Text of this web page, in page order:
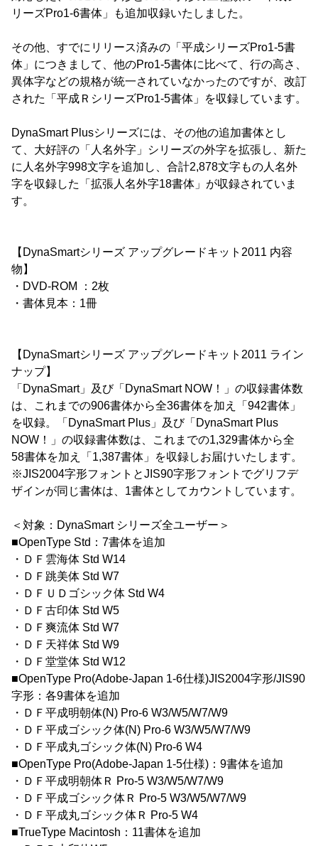
リーズPro1-6書体」も追加収録いたしました。
その他、すでにリリース済みの「平成シリーズPro1-5書
体」につきまして、他のPro1-5書体に比べて、行の高さ、
異体字などの規格が統一されていなかったのですが、改訂
された「平成ＲシリーズPro1-5書体」を収録しています。
DynaSmart Plusシリーズには、その他の追加書体とし
て、大好評の「人名外字」シリーズの外字を拡張し、新た
に人名外字998文字を追加し、合計2,878文字もの人名外
字を収録した「拡張人名外字18書体」が収録されていま
す。
【DynaSmartシリーズ アップグレードキット2011 内容
物】
・DVD-ROM ：2枚
・書体見本：1冊
【DynaSmartシリーズ アップグレードキット2011 ライン
ナップ】
「DynaSmart」及び「DynaSmart NOW！」の収録書体数
は、これまでの906書体から全36書体を加え「942書体」
を収録。「DynaSmart Plus」及び「DynaSmart Plus
NOW！」の収録書体数は、これまでの1,329書体から全
58書体を加え「1,387書体」を収録しお届けいたします。
※JIS2004字形フォントとJIS90字形フォントでグリフデ
ザインが同じ書体は、1書体としてカウントしています。
＜対象：DynaSmart シリーズ全ユーザー＞
■OpenType Std：7書体を追加
・ＤＦ雲海体 Std W14
・ＤＦ跳美体 Std W7
・ＤＦＵＤゴシック体 Std W4
・ＤＦ古印体 Std W5
・ＤＦ爽流体 Std W7
・ＤＦ天祥体 Std W9
・ＤＦ堂堂体 Std W12
■OpenType Pro(Adobe-Japan 1-6仕様)JIS2004字形/JIS90
字形：各9書体を追加
・ＤＦ平成明朝体(N) Pro-6 W3/W5/W7/W9
・ＤＦ平成ゴシック体(N) Pro-6 W3/W5/W7/W9
・ＤＦ平成丸ゴシック体(N) Pro-6 W4
■OpenType Pro(Adobe-Japan 1-5仕様)：9書体を追加
・ＤＦ平成明朝体Ｒ Pro-5 W3/W5/W7/W9
・ＤＦ平成ゴシック体Ｒ Pro-5 W3/W5/W7/W9
・ＤＦ平成丸ゴシック体Ｒ Pro-5 W4
■TrueType Macintosh：11書体を追加